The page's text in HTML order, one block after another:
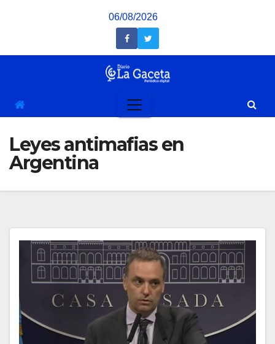
06/08/2026
Leyes antimafias en
Argentina